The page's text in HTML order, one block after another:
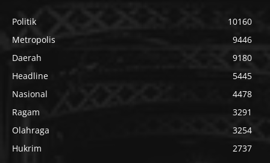
Politik
10160
Metropolis
9446
Daerah
9180
Headline
5445
Nasional
4478
Ragam
3291
Olahraga
3254
Hukrim
2737